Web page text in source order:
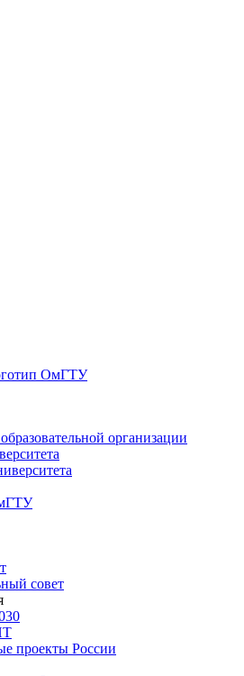
организации
совет
проекты России